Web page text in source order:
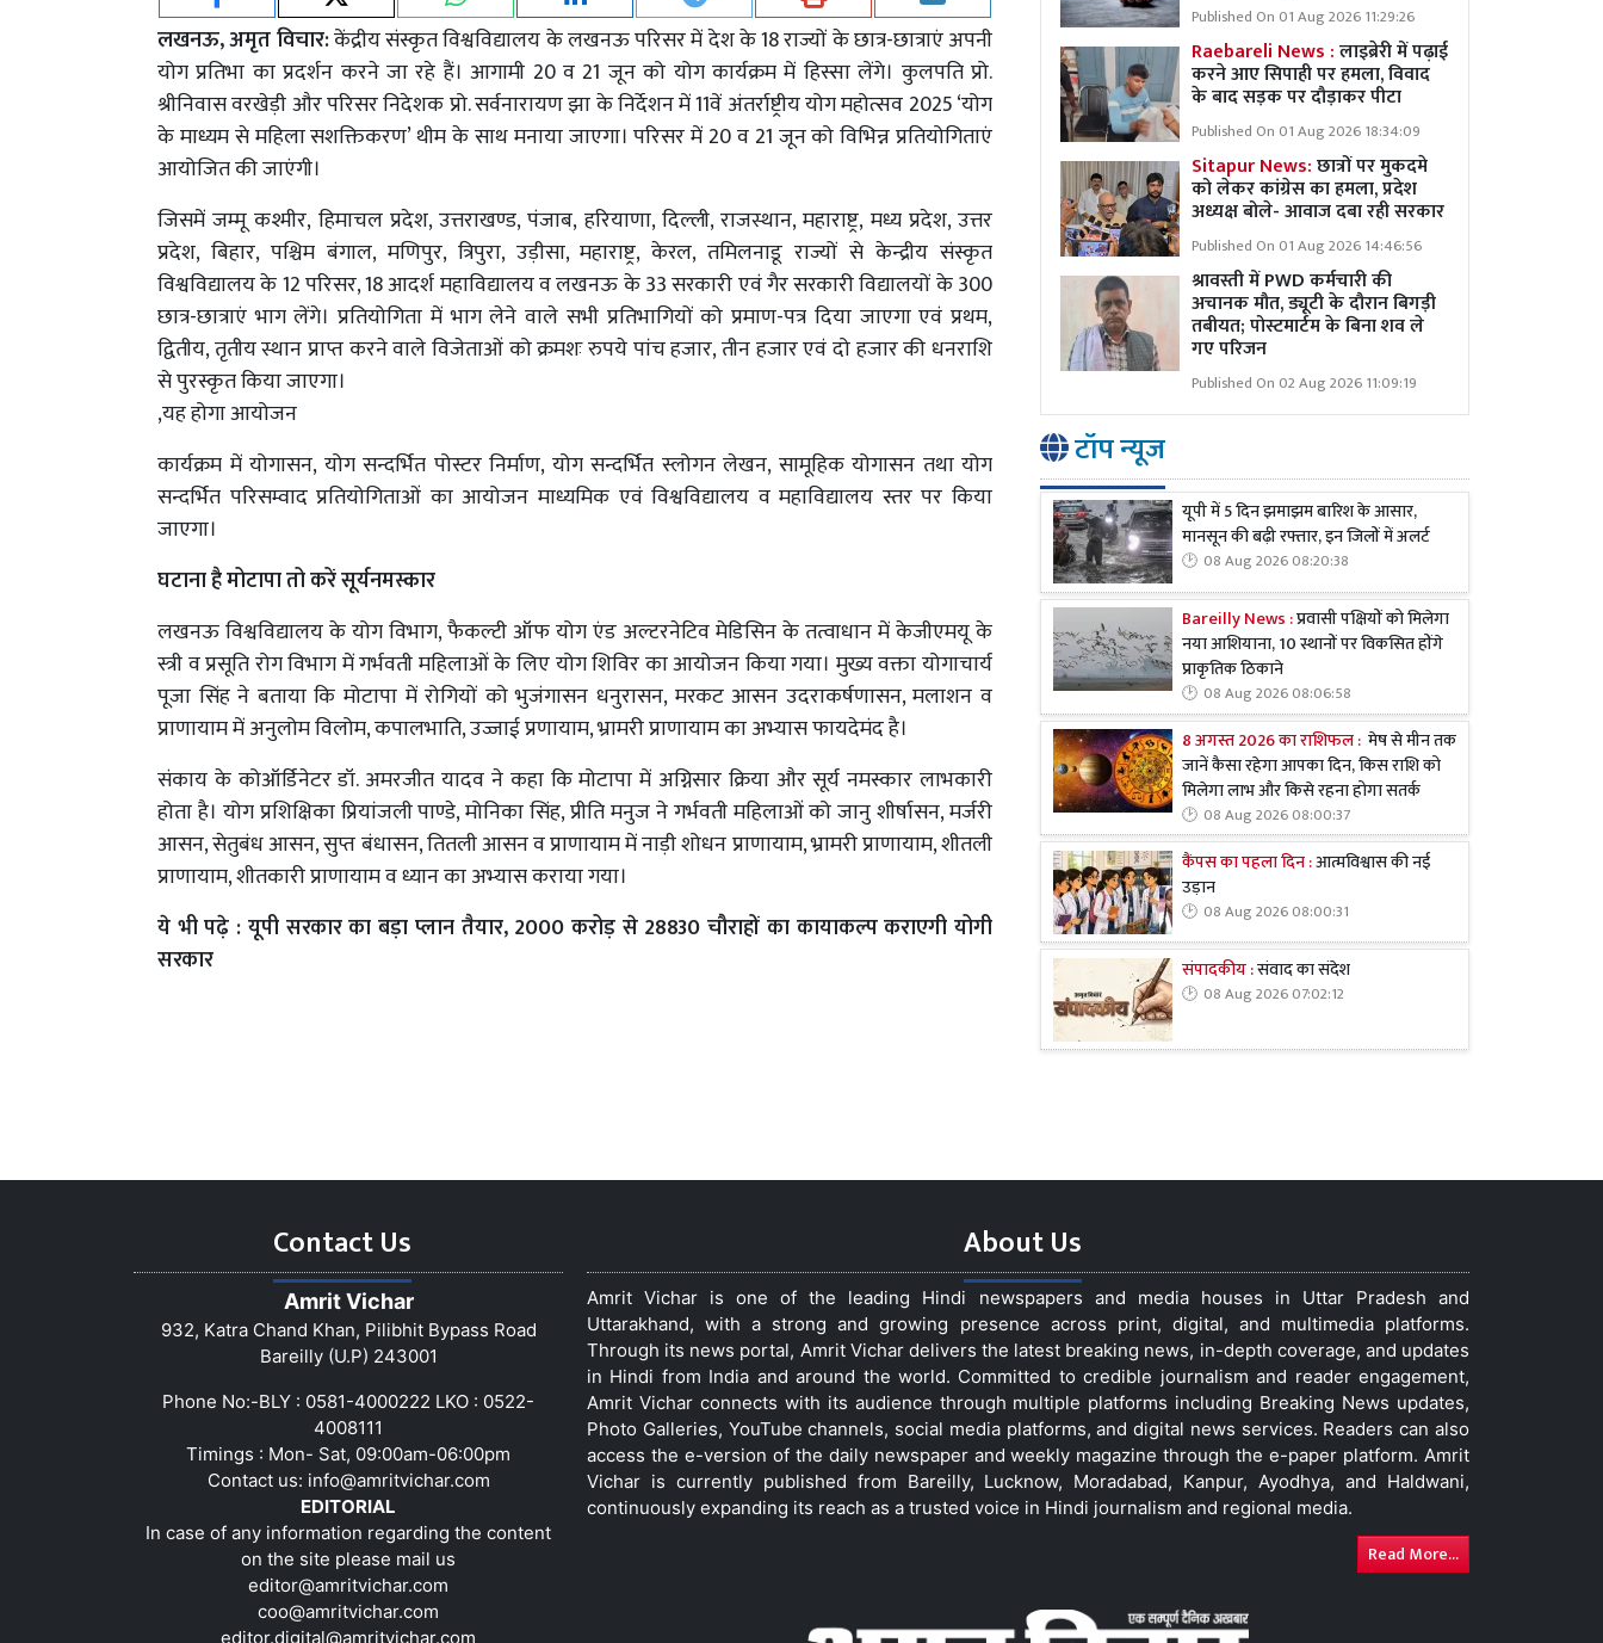
लखनऊ, अमृत विचार:केंद्रीय संस्कृत विश्वविद्यालय के लखनऊ परिसर में देश के 18 राज्यों के छात्र-छात्राएं अपनी
योग प्रतिभा का प्रदर्शन करने जा रहे हैं। आगामी 20 व 21 जून को योग कार्यक्रम में हिस्सा लेंगे। कुलपति प्रो.
श्रीनिवास वरखेड़ी और परिसर निदेशक प्रो. सर्वनारायण झा के निर्देशन में 11वें अंतर्राष्ट्रीय योग महोत्सव 2025 ‘योग
के माध्यम से महिला सशक्तिकरण’ थीम के साथ मनाया जाएगा। परिसर में 20 व 21 जून को विभिन्न प्रतियोगिताएं
आयोजित की जाएंगी।
जिसमें जम्मू कश्मीर, हिमाचल प्रदेश, उत्तराखण्ड, पंजाब, हरियाणा, दिल्ली, राजस्थान, महाराष्ट्र, मध्य प्रदेश, उत्तर
प्रदेश, बिहार, पश्चिम बंगाल, मणिपुर, त्रिपुरा, उड़ीसा, महाराष्ट्र, केरल, तमिलनाडू राज्यों से केन्द्रीय संस्कृत
विश्वविद्यालय के 12 परिसर, 18 आदर्श महाविद्यालय व लखनऊ के 33 सरकारी एवं गैर सरकारी विद्यालयों के 300
छात्र-छात्राएं भाग लेंगे। प्रतियोगिता में भाग लेने वाले सभी प्रतिभागियों को प्रमाण-पत्र दिया जाएगा एवं प्रथम,
द्वितीय, तृतीय स्थान प्राप्त करने वाले विजेताओं को क्रमशः रुपये पांच हजार, तीन हजार एवं दो हजार की धनराशि
से पुरस्कृत किया जाएगा।
,यह होगा आयोजन
कार्यक्रम में योगासन, योग सन्दर्भित पोस्टर निर्माण, योग सन्दर्भित स्लोगन लेखन, सामूहिक योगासन तथा योग
सन्दर्भित परिसम्वाद प्रतियोगिताओं का आयोजन माध्यमिक एवं विश्वविद्यालय व महाविद्यालय स्तर पर किया
जाएगा।
घटाना है मोटापा तो करें सूर्यनमस्कार
लखनऊ विश्वविद्यालय के योग विभाग, फैकल्टी ऑफ योग एंड अल्टरनेटिव मेडिसिन के तत्वाधान में केजीएमयू के
स्त्री व प्रसूति रोग विभाग में गर्भवती महिलाओं के लिए योग शिविर का आयोजन किया गया। मुख्य वक्ता योगाचार्य
पूजा सिंह ने बताया कि मोटापा में रोगियों को भुजंगासन धनुरासन, मरकट आसन उदराकर्षणासन, मलाशन व
प्राणायाम में अनुलोम विलोम, कपालभाति, उज्जाई प्रणायाम, भ्रामरी प्राणायाम का अभ्यास फायदेमंद है।
संकाय के कोऑर्डिनेटर डॉ. अमरजीत यादव ने कहा कि मोटापा में अग्निसार क्रिया और सूर्य नमस्कार लाभकारी
होता है। योग प्रशिक्षिका प्रियांजली पाण्डे, मोनिका सिंह, प्रीति मनुज ने गर्भवती महिलाओं को जानु शीर्षासन, मर्जरी
आसन, सेतुबंध आसन, सुप्त बंधासन, तितली आसन व प्राणायाम में नाड़ी शोधन प्राणायाम, भ्रामरी प्राणायाम, शीतली
प्राणायाम, शीतकारी प्राणायाम व ध्यान का अभ्यास कराया गया।
ये भी पढ़े : यूपी सरकार का बड़ा प्लान तैयार, 2000 करोड़ से 28830 चौराहों का कायाकल्प कराएगी योगी
सरकार
Published On 01 Aug 2026 11:29:26
Raebareli News :लाइब्रेरी में पढ़ाई
करने आए सिपाही पर हमला, विवाद
के बाद सड़क पर दौड़ाकर पीटा
Published On 01 Aug 2026 18:34:09
Sitapur News:छात्रों पर मुकदमे
को लेकर कांग्रेस का हमला, प्रदेश
अध्यक्ष बोले- आवाज दबा रही सरकार
Published On 01 Aug 2026 14:46:56
श्रावस्ती में PWD कर्मचारी की
अचानक मौत, ड्यूटी के दौरान बिगड़ी
तबीयत; पोस्टमार्टम के बिना शव ले
गए परिजन
Published On 02 Aug 2026 11:09:19
टॉप न्यूज
यूपी में 5 दिन झमाझम बारिश के आसार,
मानसून की बढ़ी रफ्तार, इन जिलों में अलर्ट
08 Aug 2026 08:20:38
Bareilly News :प्रवासी पक्षियों को मिलेगा
नया आशियाना, 10 स्थानों पर विकसित होंगे
प्राकृतिक ठिकाने
08 Aug 2026 08:06:58
8 अगस्त 2026 का राशिफल : मेष से मीन तक
जानें कैसा रहेगा आपका दिन, किस राशि को
मिलेगा लाभ और किसे रहना होगा सतर्क
08 Aug 2026 08:00:37
कैंपस का पहला दिन :आत्मविश्वास की नई
उड़ान
08 Aug 2026 08:00:31
संपादकीय :संवाद का संदेश
08 Aug 2026 07:02:12
Contact Us
Amrit Vichar
932, Katra Chand Khan, Pilibhit Bypass Road
Bareilly (U.P) 243001
Phone No:-BLY : 0581-4000222 LKO : 0522-
4008111
Timings : Mon- Sat, 09:00am-06:00pm
Contact us: info@amritvichar.com
EDITORIAL
In case of any information regarding the content
on the site please mail us
editor@amritvichar.com
coo@amritvichar.com
editor.digital@amritvichar.com
About Us
Amrit Vichar is one of the leading Hindi newspapers and media houses in Uttar Pradesh and
Uttarakhand, with a strong and growing presence across print, digital, and multimedia platforms.
Through its news portal, Amrit Vichar delivers the latest breaking news, in-depth coverage, and updates
in Hindi from India and around the world. Committed to credible journalism and reader engagement,
Amrit Vichar connects with its audience through multiple platforms including Breaking News updates,
Photo Galleries, YouTube channels, social media platforms, and digital news services. Readers can also
access the e-version of the daily newspaper and weekly magazine through the e-paper platform. Amrit
Vichar is currently published from Bareilly, Lucknow, Moradabad, Kanpur, Ayodhya, and Haldwani,
continuously expanding its reach as a trusted voice in Hindi journalism and regional media.
Read More...